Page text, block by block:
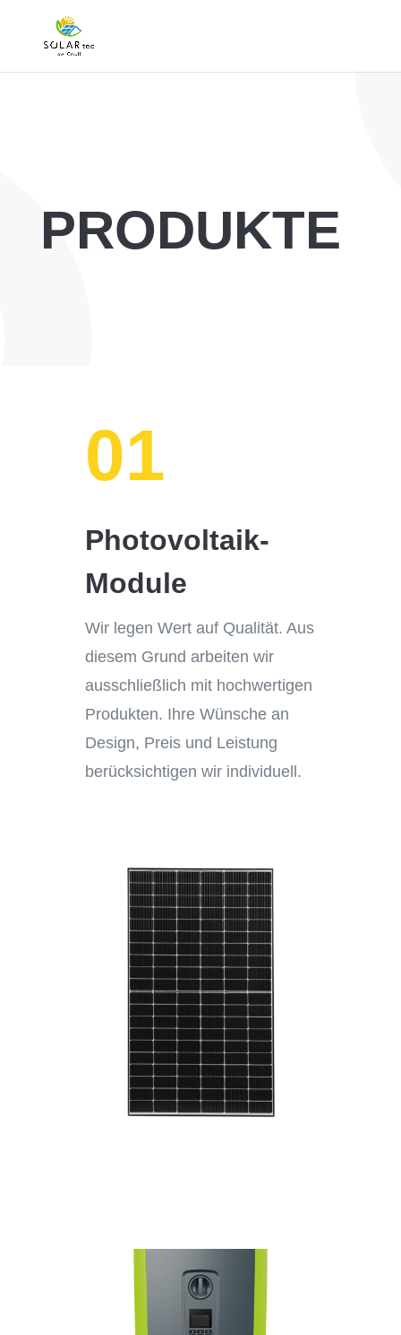
PRODUKTE
01
Photovoltaik-
Module
Wir legen Wert auf Qualität. Aus
diesem Grund arbeiten wir
ausschließlich mit hochwertigen
Produkten. Ihre Wünsche an
Design, Preis und Leistung
berücksichtigen wir individuell.